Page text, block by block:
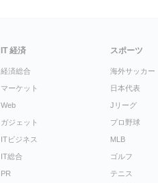
IT 経済
経済総合
マーケット
Web
ガジェット
ITビジネス
IT総合
PR
スポーツ
海外サッカー
日本代表
Jリーグ
プロ野球
MLB
ゴルフ
テニス